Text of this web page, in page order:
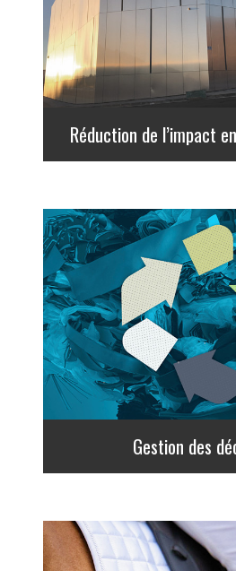
Réduction de l’impact
Gestion des